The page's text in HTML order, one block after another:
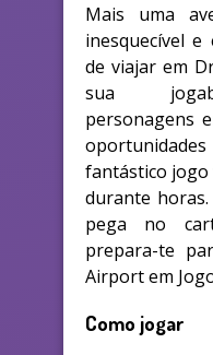
Mais uma
inesquecível e
de viajar em
sua
personagens
fantástico
durante
pega no
prepara-te
Airport em
Como jogar